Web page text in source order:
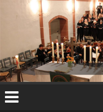
Inhalt
K
a